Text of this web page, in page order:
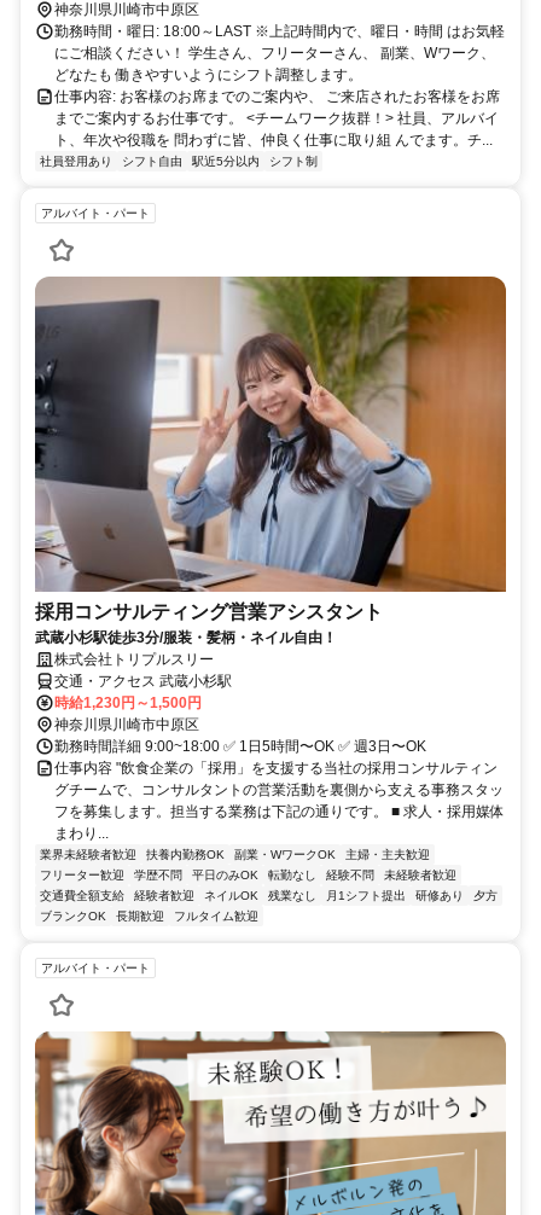
神奈川県川崎市中原区
勤務時間・曜日: 18:00～LAST ※上記時間内で、曜日・時間 はお気軽
にご相談ください！ 学生さん、フリーターさん、 副業、Wワーク、
どなたも 働きやすいようにシフト調整します。
仕事内容: お客様のお席までのご案内や、 ご来店されたお客様をお席
までご案内するお仕事です。 <チームワーク抜群！> 社員、アルバイ
ト、年次や役職を 問わずに皆、仲良く仕事に取り組 んでます。チ...
社員登用あり シフト自由 駅近5分以内 シフト制
アルバイト・パート
採用コンサルティング営業アシスタント
武蔵小杉駅徒歩3分/服装・髪柄・ネイル自由！
株式会社トリプルスリー
交通・アクセス 武蔵小杉駅
時給1,230円～1,500円
神奈川県川崎市中原区
勤務時間詳細 9:00~18:00 ✅ 1日5時間〜OK ✅ 週3日〜OK
仕事内容 "飲食企業の「採用」を支援する当社の採用コンサルティン
グチームで、コンサルタントの営業活動を裏側から支える事務スタッ
フを募集します。担当する業務は下記の通りです。 ■ 求人・採用媒体
まわり...
業界未経験者歓迎 扶養内勤務OK 副業・WワークOK
主婦・主夫歓迎
フリーター歓迎
学歴不問 平日のみOK 転勤なし 経験不問
未経験者歓迎
交通費全額支給
経験者歓迎 ネイルOK 残業なし 月1シフト提出 研修あり
夕方
ブランクOK
長期歓迎 フルタイム歓迎
アルバイト・パート